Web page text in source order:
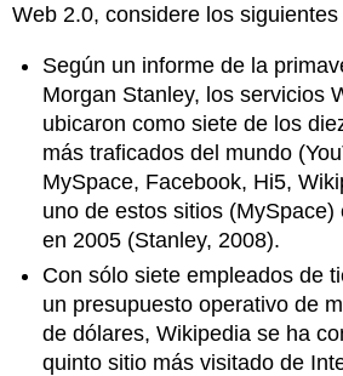
Web 2.0, considere los
Según un informe de la
Morgan Stanley, los servicios
ubicaron como siete de los
más traficados del mundo
MySpace, Facebook, Hi5,
uno de estos sitios (MySpace)
en 2005 (Stanley, 2008).
Con sólo siete empleados de
un presupuesto operativo de
de dólares, Wikipedia se ha
quinto sitio más visitado de